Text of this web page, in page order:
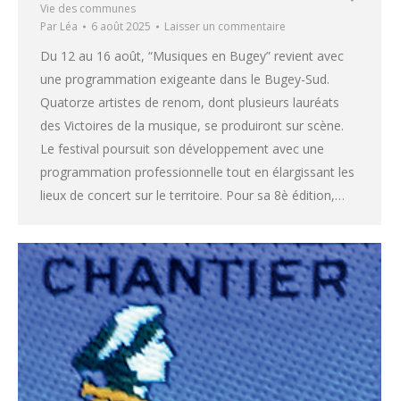
Vie des communes
Par Léa 6 août 2025 Laisser un commentaire
Du 12 au 16 août, “Musiques en Bugey” revient avec
une programmation exigeante dans le Bugey-Sud.
Quatorze artistes de renom, dont plusieurs lauréats
des Victoires de la musique, se produiront sur scène.
Le festival poursuit son développement avec une
programmation professionnelle tout en élargissant les
lieux de concert sur le territoire. Pour sa 8è édition,…